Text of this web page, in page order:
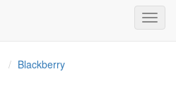
Blackberry